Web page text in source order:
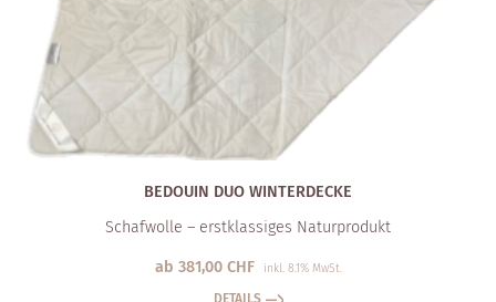
BEDOUIN DUO WINTERDECKE
Schafwolle – erstklassiges Naturprodukt
ab 381,00 CHF inkl. 8.1% MwSt.
DETAILS